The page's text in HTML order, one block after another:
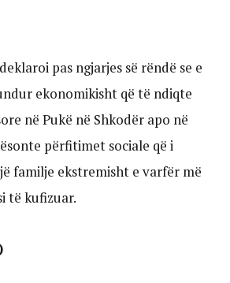
pas ngjarjes së rëndë se e
ekonomikisht që të ndiqte
në Pukë në Shkodër apo në
përfitimet sociale që i
familje ekstremisht e varfër më
të kufizuar.